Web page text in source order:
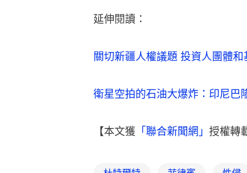
延伸閱讀：
關切新疆人權議題 投資人團體
衛星空拍的石油大爆炸：印尼巴
【本文獲 「聯合新聞網」 授權轉